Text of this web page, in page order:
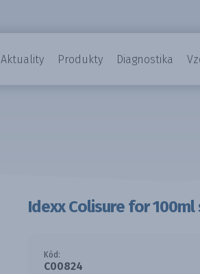
Aktuality Produkty Diagnostika
Idexx Colisure for 100ml
Kód:
C00824